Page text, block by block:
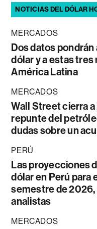
NOTICIAS DEL DÓLAR
MERCADOS
Dos datos pondrán
dólar y a estas tres
América Latina
MERCADOS
Wall Street cierra a
repunte del
dudas sobre un
PERÚ
Las proyecciones
dólar en Perú para
semestre de
analistas
MERCADOS